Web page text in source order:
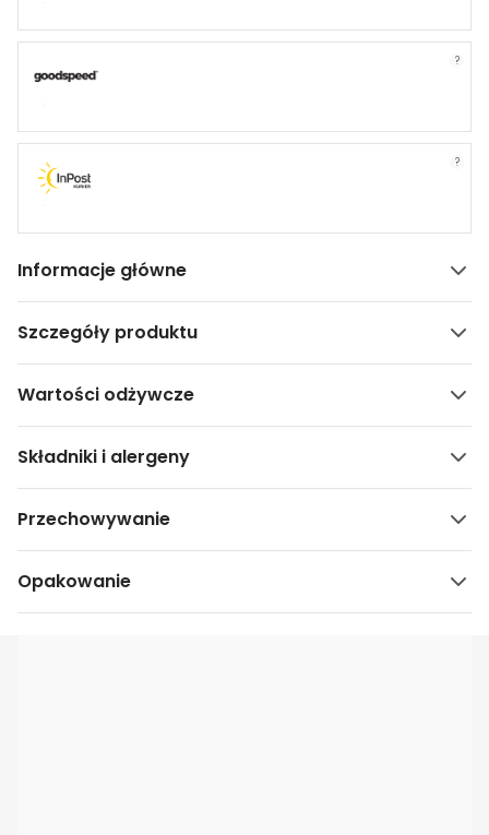
?
?
Informacje główne
Szczegóły produktu
Wartości odżywcze
Składniki i alergeny
Przechowywanie
Opakowanie